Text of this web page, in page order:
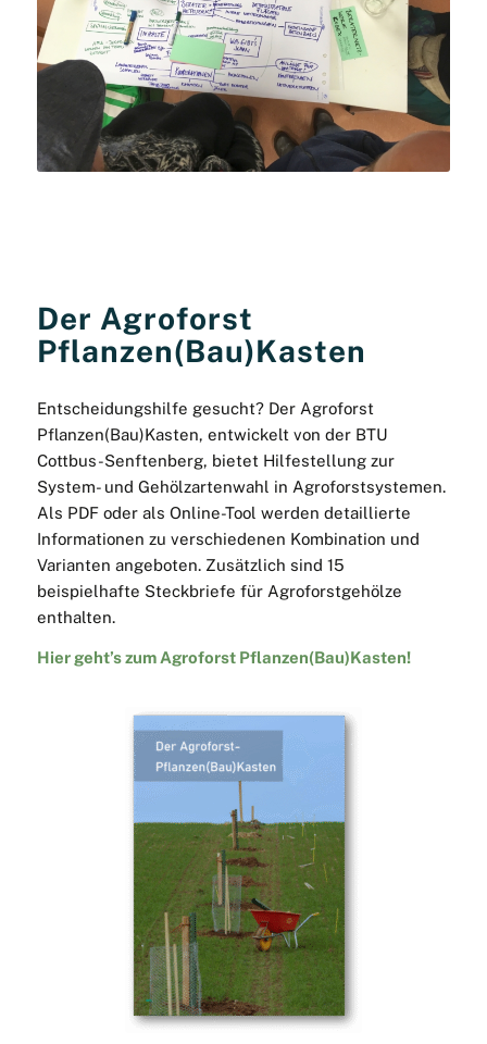
Der Agroforst
Pflanzen(Bau)Kasten
Entscheidungshilfe gesucht? Der Agroforst
Pflanzen(Bau)Kasten, entwickelt von der BTU
Cottbus-Senftenberg, bietet Hilfestellung zur
System- und Gehölzartenwahl in Agroforstsystemen.
Als PDF oder als Online-Tool werden detaillierte
Informationen zu verschiedenen Kombination und
Varianten angeboten. Zusätzlich sind 15
beispielhafte Steckbriefe für Agroforstgehölze
enthalten.
Hier geht’s zum Agroforst Pflanzen(Bau)Kasten!